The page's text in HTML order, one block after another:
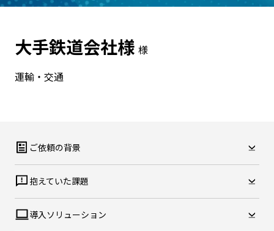
大手鉄道会社様 様
運輸・交通
ご依頼の背景
抱えていた課題
導入ソリューション